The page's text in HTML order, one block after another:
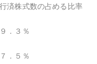
済株式数の占める比率
．３％
．５％